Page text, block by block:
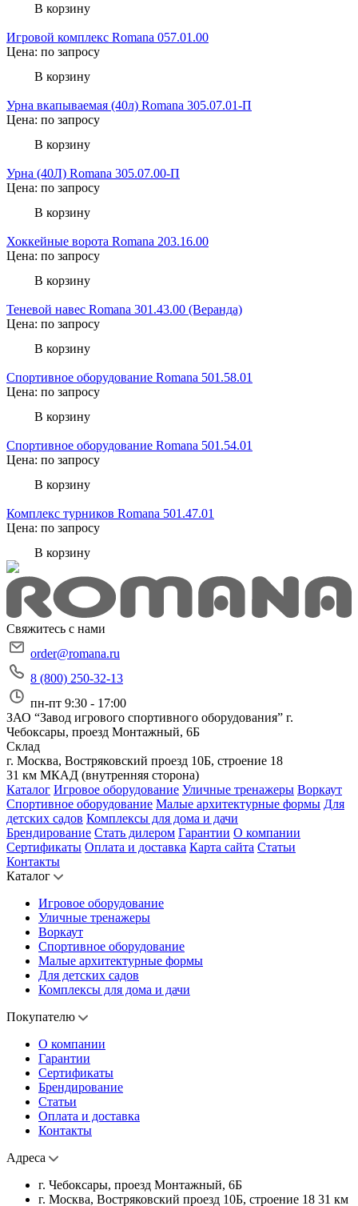
В корзину
Игровой комплекс Romana 057.01.00
Цена: по запросу
В корзину
Урна вкапываемая (40л) Romana 305.07.01-П
Цена: по запросу
В корзину
Урна (40Л) Romana 305.07.00-П
Цена: по запросу
В корзину
Хоккейные ворота Romana 203.16.00
Цена: по запросу
В корзину
Теневой навес Romana 301.43.00 (Веранда)
Цена: по запросу
В корзину
Спортивное оборудование Romana 501.58.01
Цена: по запросу
В корзину
Спортивное оборудование Romana 501.54.01
Цена: по запросу
В корзину
Комплекс турников Romana 501.47.01
Цена: по запросу
В корзину
Свяжитесь с нами
order@romana.ru
8 (800) 250-32-13
пн-пт 9:30 - 17:00
ЗАО “Завод игрового спортивного оборудования” г.
Чебоксары, проезд Монтажный, 6Б
Склад
г. Москва, Востряковский проезд 10Б, строение 18
31 км МКАД (внутренняя сторона)
Каталог Игровое оборудование Уличные тренажеры Воркаут
Спортивное оборудование Малые архитектурные формы Для
детских садов Комплексы для дома и дачи
Брендирование Стать дилером Гарантии О компании
Сертификаты Оплата и доставка Карта сайта Статьи
Контакты
Каталог
Игровое оборудование
Уличные тренажеры
Воркаут
Спортивное оборудование
Малые архитектурные формы
Для детских садов
Комплексы для дома и дачи
Покупателю
О компании
Гарантии
Сертификаты
Брендирование
Статьи
Оплата и доставка
Контакты
Адреса
г. Чебоксары, проезд Монтажный, 6Б
г. Москва, Востряковский проезд 10Б, строение 18 31 км